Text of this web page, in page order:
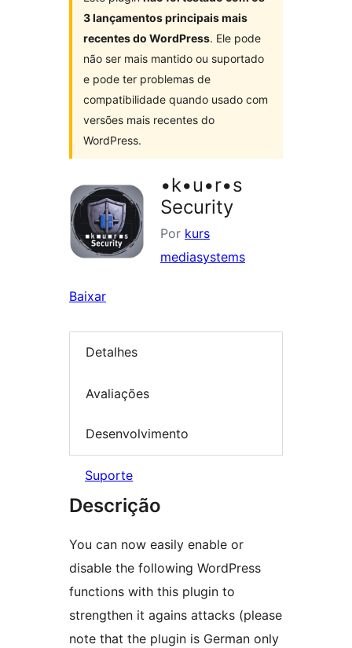
3 lançamentos principais mais
recentes do WordPress. Ele pode
não ser mais mantido ou suportado
e pode ter problemas de
compatibilidade quando usado com
versões mais recentes do
WordPress.
•k•u•r•s
Security
Por kurs
mediasystems
Baixar
Detalhes
Avaliações
Desenvolvimento
Suporte
Descrição
You can now easily enable or
disable the following WordPress
functions with this plugin to
strengthen it agains attacks (please
note that the plugin is German only